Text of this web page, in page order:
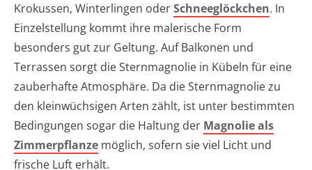
Krokussen, Winterlingen oderSchneeglöckchen. In
Einzelstellung kommt ihre malerische Form
besonders gut zur Geltung. Auf Balkonen und
Terrassen sorgt die Sternmagnolie in Kübeln für eine
zauberhafte Atmosphäre. Da die Sternmagnolie zu
den kleinwüchsigen Arten zählt, ist unter bestimmten
Bedingungen sogar die Haltung der Magnolie als
Zimmerpflanze möglich, sofern sie viel Licht und
frische Luft erhält.